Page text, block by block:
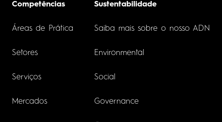
Competências
Áreas de Prática
Setores
Serviços
Mercados
Sustentabilidade
Saiba mais sobre o nosso ADN
Environmental
Social
Governance